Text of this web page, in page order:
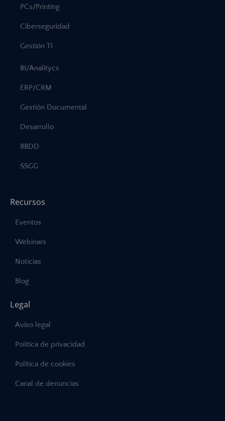
PCs/Printing
Ciberseguridad
Gestión TI
BI/Analitycs
ERP/CRM
Gestión Documental
Desarrollo
BBDD
SSGG
Recursos
Eventos
Webinars
Noticias
Blog
Legal
Aviso legal
Política de privacidad
Política de cookies
Canal de denuncias